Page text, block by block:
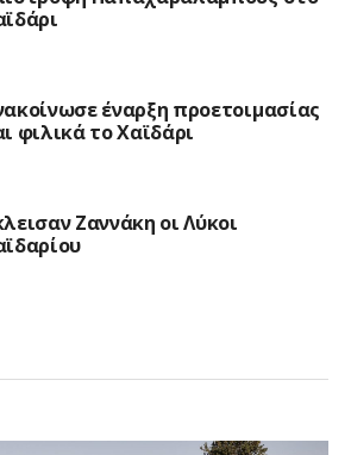
έναρξη προετοιμασίας
φιλικά το Χαϊδάρι
Ζαννάκη οι Λύκοι